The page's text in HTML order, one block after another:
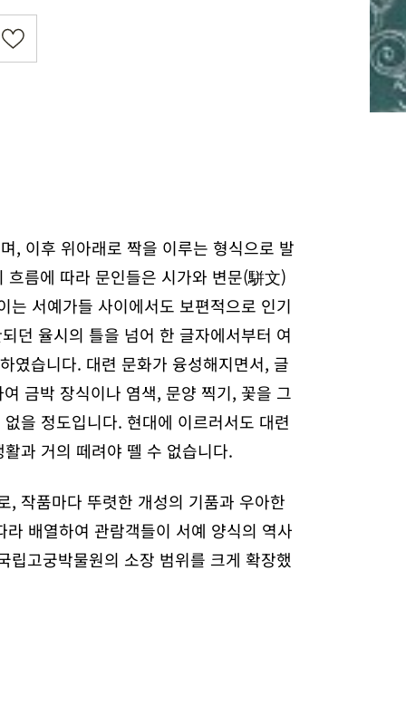
, 이후 위아래로 짝을 이루는 형식으로 발
흐름에 따라 문인들은 시가와 변문(駢文)
서예가들 사이에서도 보편적으로 인기
던 율시의 틀을 넘어 한 글자에서부터 여
였습니다. 대련 문화가 융성해지면서, 글
금박 장식이나 염색, 문양 찍기, 꽃을 그
을 정도입니다. 현대에 이르러서도 대련
과 거의 떼려야 뗄 수 없습니다.
, 작품마다 뚜렷한 개성의 기품과 우아한
배열하여 관람객들이 서예 양식의 역사
고궁박물원의 소장 범위를 크게 확장했